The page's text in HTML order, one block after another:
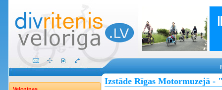
Izstāde Rīgas Motormuzejā -